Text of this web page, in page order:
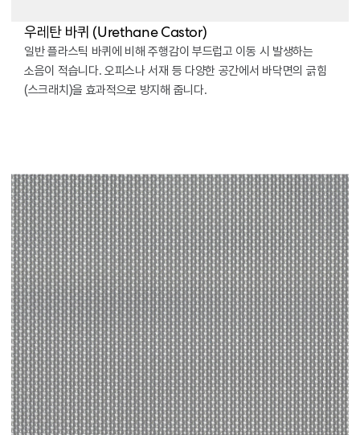
우레탄 바퀴 (Urethane Castor)
일반 플라스틱 바퀴에 비해 주행감이 부드럽고 이동 시 발생하는
소음이 적습니다. 오피스나 서재 등 다양한 공간에서 바닥면의 긁힘
(스크래치)을 효과적으로 방지해 줍니다.